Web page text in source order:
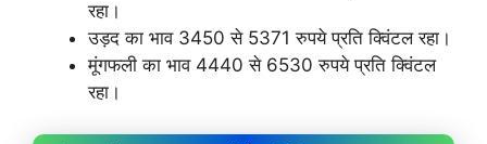
रहा।
उड़द का भाव 3450 से 5371 रुपये प्रति क्विंटल रहा।
मूंगफली का भाव 4440 से 6530 रुपये प्रति क्विंटल
रहा।